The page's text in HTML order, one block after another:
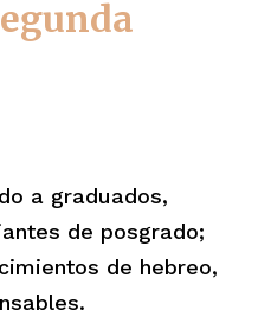
a graduados,
de posgrado;
de hebreo,